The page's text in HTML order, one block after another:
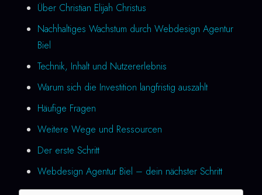
Über Christian Elijah Christus
Nachhaltiges Wachstum durch Webdesign Agentur
Biel
Technik, Inhalt und Nutzererlebnis
Warum sich die Investition langfristig auszahlt
Häufige Fragen
Weitere Wege und Ressourcen
Der erste Schritt
Webdesign Agentur Biel – dein nächster Schritt